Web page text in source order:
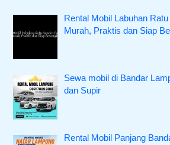
Rental Mobil Labuhan
Murah, Praktis dan Siap
Sewa mobil di Bandar
dan Supir
Rental Mobil Panjang